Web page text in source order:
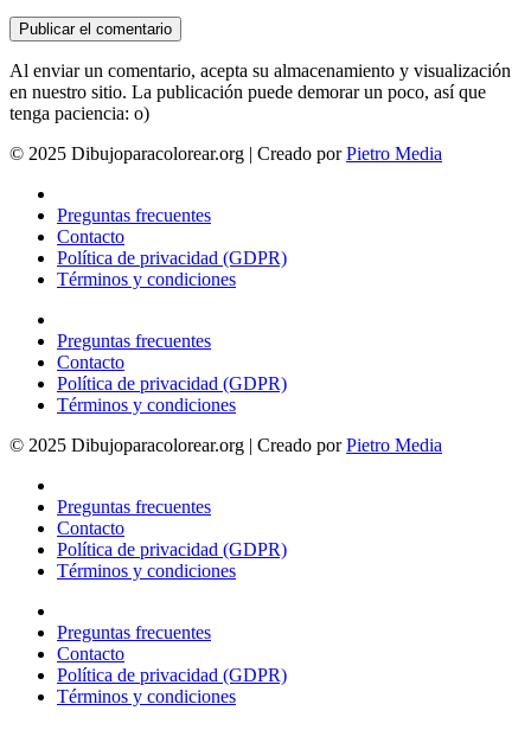
Al enviar un comentario, acepta su almacenamiento y visualización
en nuestro sitio. La publicación puede demorar un poco, así que
tenga paciencia: o)
© 2025 Dibujoparacolorear.org | Creado porPietro Media
Preguntas frecuentes
Contacto
Política de privacidad (GDPR)
Términos y condiciones
Preguntas frecuentes
Contacto
Política de privacidad (GDPR)
Términos y condiciones
© 2025 Dibujoparacolorear.org | Creado porPietro Media
Preguntas frecuentes
Contacto
Política de privacidad (GDPR)
Términos y condiciones
Preguntas frecuentes
Contacto
Política de privacidad (GDPR)
Términos y condiciones